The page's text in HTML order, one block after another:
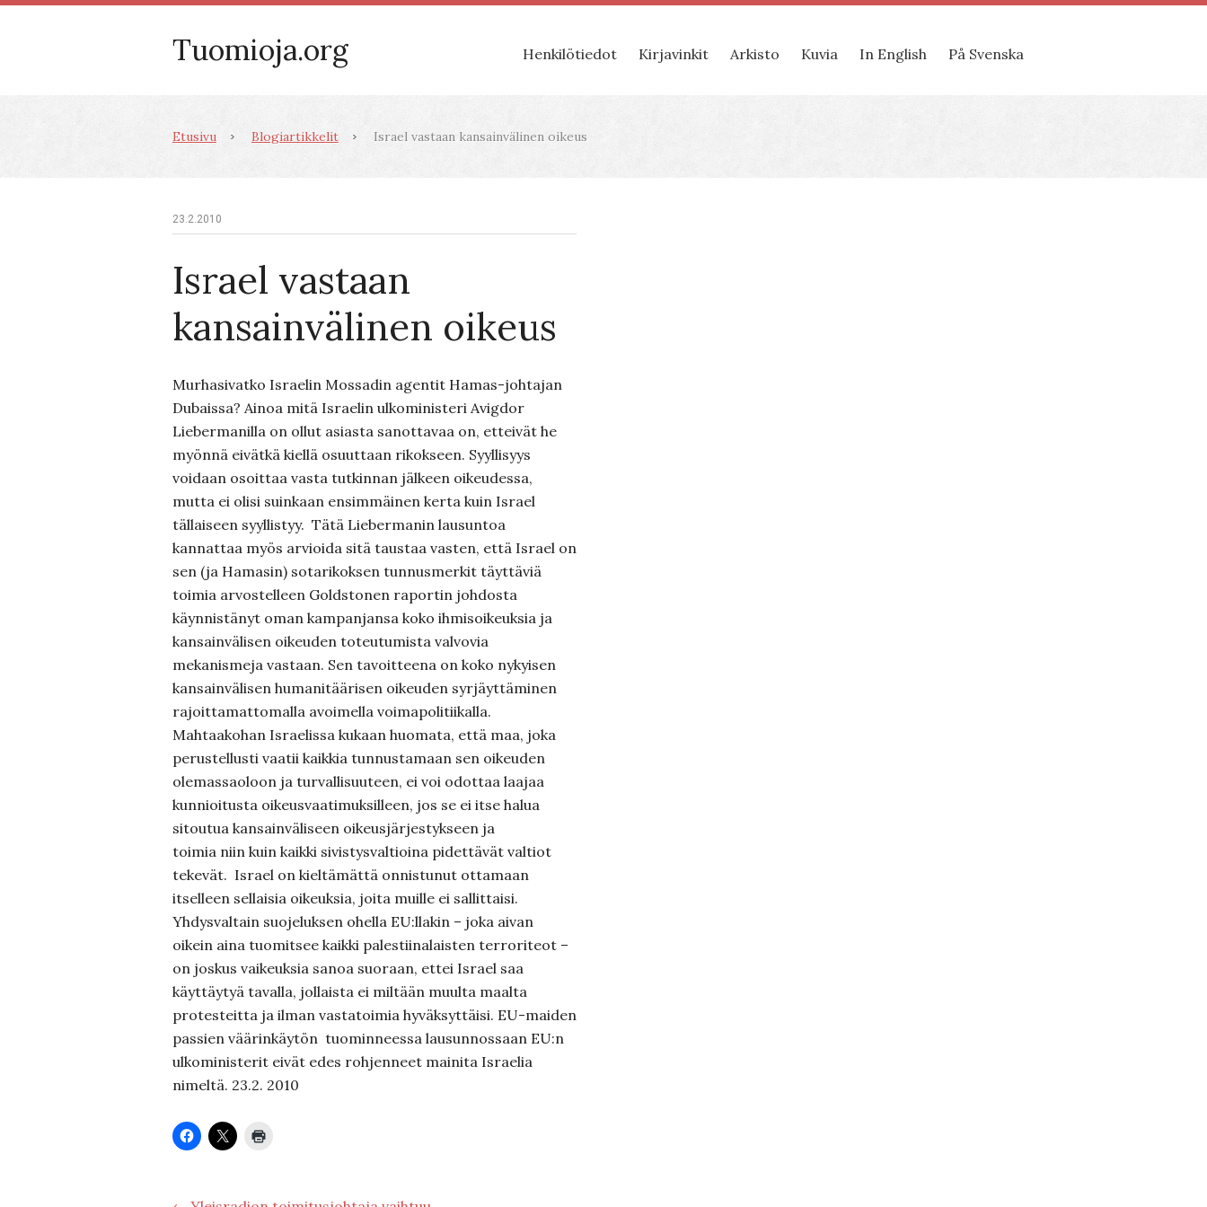
Tuomioja.org Henkilötiedot Kirjavinkit Arkisto Kuvia In English På Svenska
Etusivu Blogiartikkelit Israel vastaan kansainvälinen oikeus
23.2.2010
Israel vastaan
kansainvälinen oikeus
Murhasivatko Israelin Mossadin agentit Hamas-johtajan
Dubaissa? Ainoa mitä Israelin ulkoministeri Avigdor
Liebermanilla on ollut asiasta sanottavaa on, etteivät he
myönnä eivätkä kiellä osuuttaan rikokseen. Syyllisyys
voidaan osoittaa vasta tutkinnan jälkeen oikeudessa,
mutta ei olisi suinkaan ensimmäinen kerta kuin Israel
tällaiseen syyllistyy. Tätä Liebermanin lausuntoa
kannattaa myös arvioida sitä taustaa vasten, että Israel on
sen (ja Hamasin) sotarikoksen tunnusmerkit täyttäviä
toimia arvostelleen Goldstonen raportin johdosta
käynnistänyt oman kampanjansa koko ihmisoikeuksia ja
kansainvälisen oikeuden toteutumista valvovia
mekanismeja vastaan. Sen tavoitteena on koko nykyisen
kansainvälisen humanitäärisen oikeuden syrjäyttäminen
rajoittamattomalla avoimella voimapolitiikalla.
Mahtaakohan Israelissa kukaan huomata, että maa, joka
perustellusti vaatii kaikkia tunnustamaan sen oikeuden
olemassaoloon ja turvallisuuteen, ei voi odottaa laajaa
kunnioitusta oikeusvaatimuksilleen, jos se ei itse halua
sitoutua kansainväliseen oikeusjärjestykseen ja
toimia niin kuin kaikki sivistysvaltioina pidettävät valtiot
tekevät. Israel on kieltämättä onnistunut ottamaan
itselleen sellaisia oikeuksia, joita muille ei sallittaisi.
Yhdysvaltain suojeluksen ohella EU:llakin – joka aivan
oikein aina tuomitsee kaikki palestiinalaisten terroriteot –
on joskus vaikeuksia sanoa suoraan, ettei Israel saa
käyttäytyä tavalla, jollaista ei miltään muulta maalta
protesteitta ja ilman vastatoimia hyväksyttäisi. EU-maiden
passien väärinkäytön tuominneessa lausunnossaan EU:n
ulkoministerit eivät edes rohjenneet mainita Israelia
nimeltä. 23.2. 2010